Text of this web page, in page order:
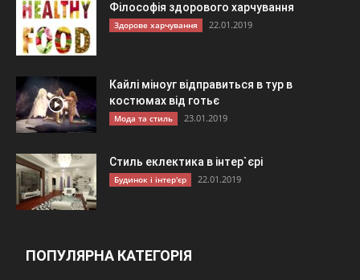
Філософія здорового харчування
Здорове харчування 22.01.2019
Кайлі міноуг відправиться в тур в
костюмах від готьє
Мода та стиль 23.01.2019
Стиль еклектика в інтер`єрі
Будинок і інтер'єр 22.01.2019
ПОПУЛЯРНА КАТЕГОРІЯ